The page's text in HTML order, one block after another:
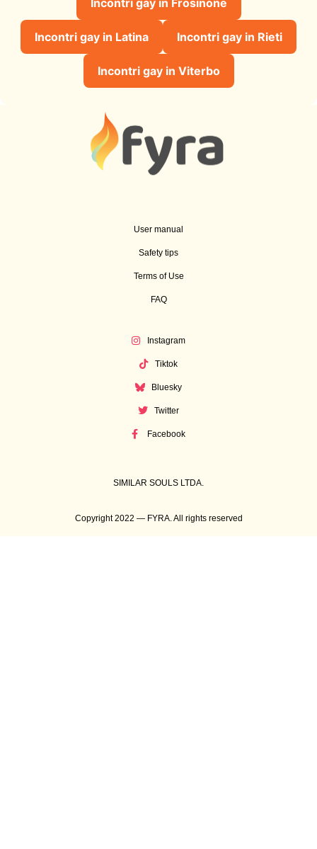
Incontri gay in Latina Incontri gay in Rieti
Incontri gay in Viterbo
User manual
Safety tips
Terms of Use
FAQ
Instagram
Tiktok
Bluesky
Twitter
Facebook
SIMILAR SOULS LTDA.
Copyright 2022 — FYRA. All rights reserved